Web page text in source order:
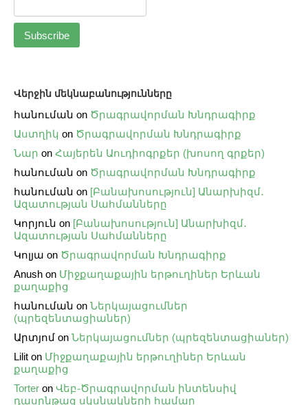
Վերջին մեկնաբանությունները
հանուման on Ծրագրավորման Խնդրագիրք
Աստղիկ on Ծրագրավորման Խնդրագիրք
Նար on Հայերեն Աուդիոգրքեր (խոսող գրքեր)
հանուման on Ծրագրավորման Խնդրագիրք
հանուման on [Բանախոսություն] Անարխիզմ․
Ազատության Սահմանները
Կորյուն on [Բանախոսություն] Անարխիզմ․
Ազատության Սահմանները
Կոլյա on Ծրագրավորման Խնդրագիրք
Anush on Միջքաղաքային երթուղիներ Երևան
քաղաքից
հանուման on Ներկայացումներ
(պրեզենտացիաներ)
Արտյոմ on Ներկայացումներ (պրեզենտացիաներ)
Lilit on Միջքաղաքային երթուղիներ Երևան
քաղաքից
Torter on Վեբ֊Ծրագրավորման ինտենսիվ
դասընթաց սկսնակների համար